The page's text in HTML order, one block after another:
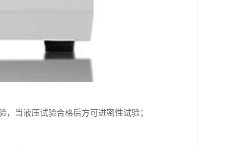
当液压试验合格后方可进密性试验；